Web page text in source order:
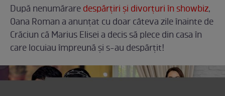
După nenumăraredespărțiri și divorțuri în showbiz,
Oana Roman a anunțat cu doar câteva zile înainte de
Crăciun că Marius Elisei a decis să plece din casa în
care locuiau împreună și s-au despărțit!